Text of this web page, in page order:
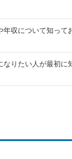
年収について知って
なりたい人が最初に